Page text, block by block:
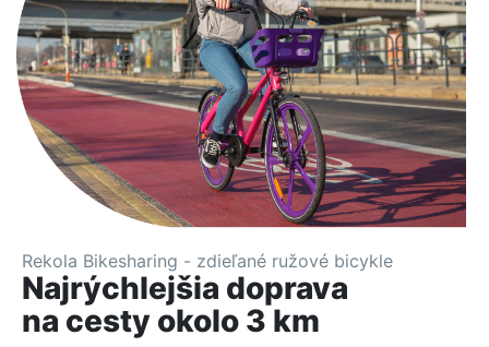
Rekola Bikesharing - zdieľané ružové bicykle
Najrýchlejšia doprava
na cesty okolo 3 km